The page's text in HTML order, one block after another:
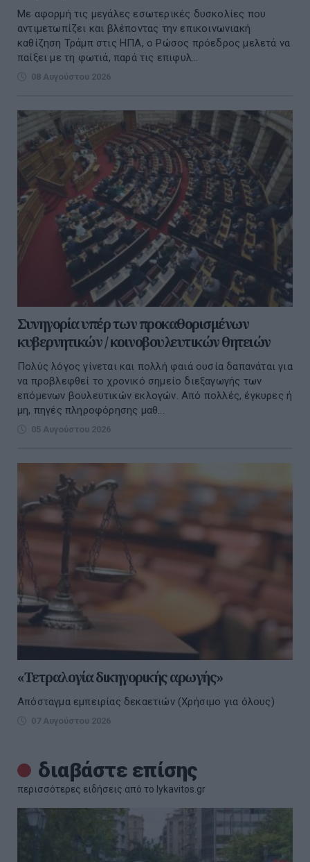
Με αφορμή τις μεγάλες εσωτερικές δυσκολίες που
αντιμετωπίζει και βλέποντας την επικοινωνιακή
καθίζηση Τράμπ στις ΗΠΑ, ο Ρώσος πρόεδρος μελετά να
παίξει με τη φωτιά, παρά τις επιφυλ...
08 Αυγούστου 2026
Συνηγορία υπέρ των προκαθορισμένων
κυβερνητικών / κοινοβουλευτικών θητειών
Πολύς λόγος γίνεται και πολλή φαιά ουσία δαπανάται για
να προβλεφθεί το χρονικό σημείο διεξαγωγής των
επόμενων βουλευτικών εκλογών. Από πολλές, έγκυρες ή
μη, πηγές πληροφόρησης μαθ...
05 Αυγούστου 2026
«Τετραλογία δικηγορικής αρωγής»
Απόσταγμα εμπειρίας δεκαετιών (Χρήσιμο για όλους)
07 Αυγούστου 2026
διαβάστε επίσης
περισσότερες ειδήσεις από το lykavitos.gr